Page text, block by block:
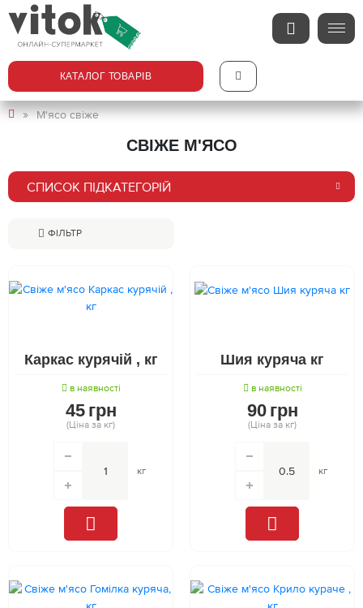
КАТАЛОГ ТОВАРІВ
М'ясо свіже
СВІЖЕ М'ЯСО
СПИСОК ПІДКАТЕГОРІЙ
ФІЛЬТР
Каркас курячій , кг
в наявності
45 грн
(Ціна за кг)
кг
Шия куряча кг
в наявності
90 грн
(Ціна за кг)
кг